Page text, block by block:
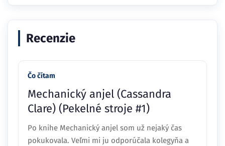
Recenzie
Čo čítam
Mechanický anjel (Cassandra
Clare) (Pekelné stroje #1)
Po knihe Mechanický anjel som už nejaký čas
pokukovala. Veľmi mi ju odporúčala kolegyňa a